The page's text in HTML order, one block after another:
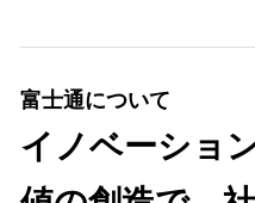
富士通について
イノベーショ